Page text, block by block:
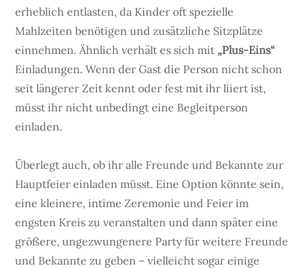
erheblich entlasten, da Kinder oft spezielle
Mahlzeiten benötigen und zusätzliche Sitzplätze
einnehmen. Ähnlich verhält es sich mit „Plus-Eins“
Einladungen. Wenn der Gast die Person nicht schon
seit längerer Zeit kennt oder fest mit ihr liiert ist,
müsst ihr nicht unbedingt eine Begleitperson
einladen.
Überlegt auch, ob ihr alle Freunde und Bekannte zur
Hauptfeier einladen müsst. Eine Option könnte sein,
eine kleinere, intime Zeremonie und Feier im
engsten Kreis zu veranstalten und dann später eine
größere, ungezwungenere Party für weitere Freunde
und Bekannte zu geben – vielleicht sogar einige